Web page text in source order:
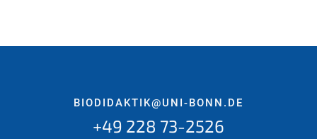
BIODIDAKTIK@UNI-BONN.DE
+49 228 73-2526